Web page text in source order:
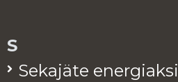
S
Se­ka­jä­te ener­giak­si